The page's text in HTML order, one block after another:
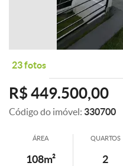
23 fotos
R$ 449.500,00
Código do imóvel: 330700
ÁREA
108m²
QUARTOS
2